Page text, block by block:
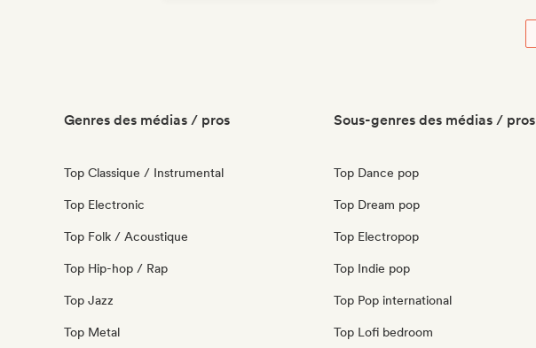
Genres des médias / pros
Top Classique / Instrumental
Top Electronic
Top Folk / Acoustique
Top Hip-hop / Rap
Top Jazz
Top Metal
Sous-genres des médias / pros
Top Dance pop
Top Dream pop
Top Electropop
Top Indie pop
Top Pop international
Top Lofi bedroom